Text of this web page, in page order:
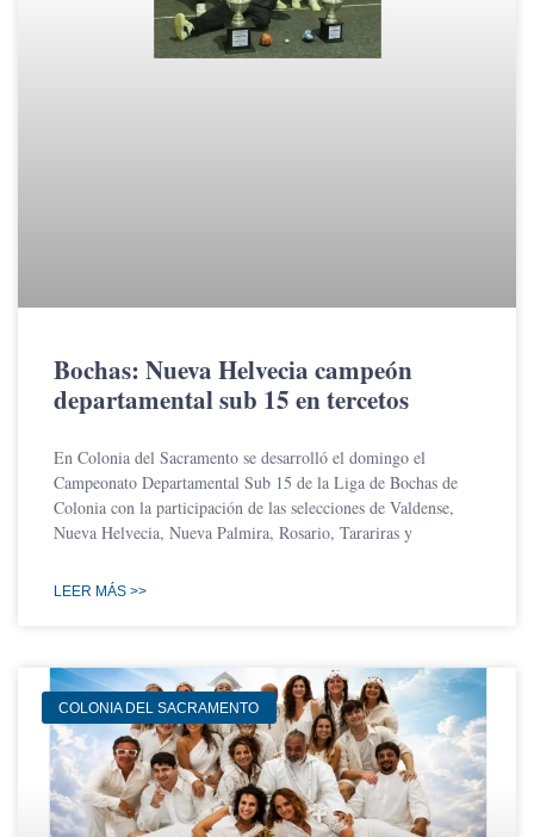
Bochas: Nueva Helvecia campeón
departamental sub 15 en tercetos
En Colonia del Sacramento se desarrolló el domingo el
Campeonato Departamental Sub 15 de la Liga de Bochas de
Colonia con la participación de las selecciones de Valdense,
Nueva Helvecia, Nueva Palmira, Rosario, Tarariras y
LEER MÁS >>
COLONIA DEL SACRAMENTO